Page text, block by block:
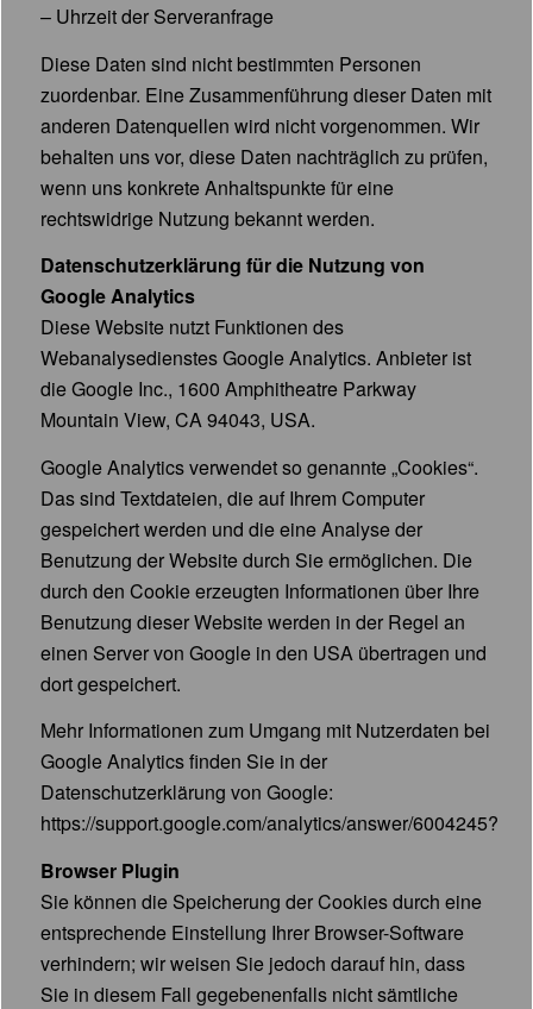
– Uhrzeit der Serveranfrage
Diese Daten sind nicht bestimmten Personen
zuordenbar. Eine Zusammenführung dieser Daten mit
anderen Datenquellen wird nicht vorgenommen. Wir
behalten uns vor, diese Daten nachträglich zu prüfen,
wenn uns konkrete Anhaltspunkte für eine
rechtswidrige Nutzung bekannt werden.
Datenschutzerklärung für die Nutzung von
Google Analytics
Diese Website nutzt Funktionen des
Webanalysedienstes Google Analytics. Anbieter ist
die Google Inc., 1600 Amphitheatre Parkway
Mountain View, CA 94043, USA.
Google Analytics verwendet so genannte „Cookies“.
Das sind Textdateien, die auf Ihrem Computer
gespeichert werden und die eine Analyse der
Benutzung der Website durch Sie ermöglichen. Die
durch den Cookie erzeugten Informationen über Ihre
Benutzung dieser Website werden in der Regel an
einen Server von Google in den USA übertragen und
dort gespeichert.
Mehr Informationen zum Umgang mit Nutzerdaten bei
Google Analytics finden Sie in der
Datenschutzerklärung von Google:
https://support.google.com/analytics/answer/6004245?
Browser Plugin
Sie können die Speicherung der Cookies durch eine
entsprechende Einstellung Ihrer Browser-Software
verhindern; wir weisen Sie jedoch darauf hin, dass
Sie in diesem Fall gegebenenfalls nicht sämtliche